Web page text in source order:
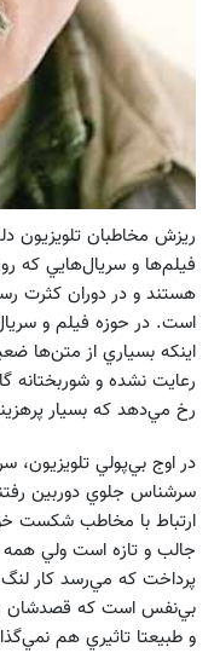
ريزش مخاطبان تلويزيون
فيلم‌ها و سريال‌هايي كه
هستند و در دوران كثرت
است. در حوزه فيلم و
اينكه بسياري از متن‌ها
رعايت نشده و شوربختانه
رخ مي‌دهد كه بسيار
در اوج بي‌پولي تلويزيون،‌
سرشناس جلوي دوربين
ارتباط با مخاطب شكست
جالب و تازه است ولي همه
پرداخت كه مي‌رسد كار
بي‌نفس است كه قصدشان را
و طبيعتا تاثيري هم